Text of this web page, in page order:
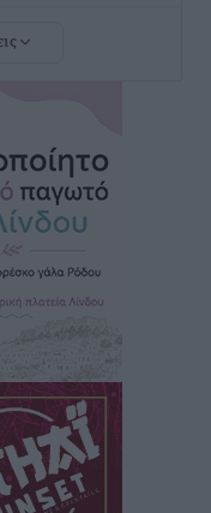
Hotels –
στο
με μητέρα και
σαν ταινία
της Χαρούλας
που οδήγησαν στο